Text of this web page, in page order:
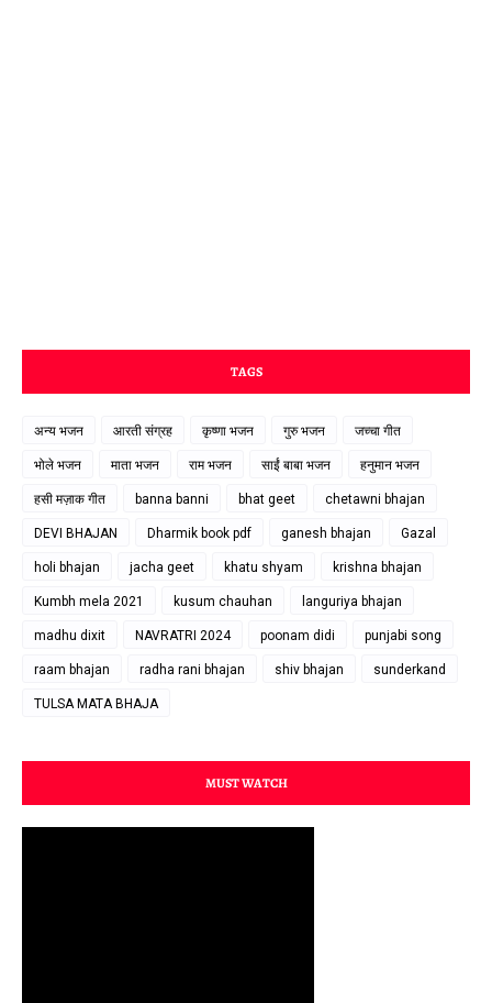
TAGS
अन्य भजन आरती संग्रह कृष्णा भजन गुरु भजन जच्चा गीत
भोले भजन माता भजन राम भजन साईं बाबा भजन हनुमान भजन
हसी मज़ाक गीत banna banni bhat geet chetawni bhajan
DEVI BHAJAN Dharmik book pdf ganesh bhajan Gazal
holi bhajan jacha geet khatu shyam krishna bhajan
Kumbh mela 2021 kusum chauhan languriya bhajan
madhu dixit NAVRATRI 2024 poonam didi punjabi song
raam bhajan radha rani bhajan shiv bhajan sunderkand
TULSA MATA BHAJA
MUST WATCH